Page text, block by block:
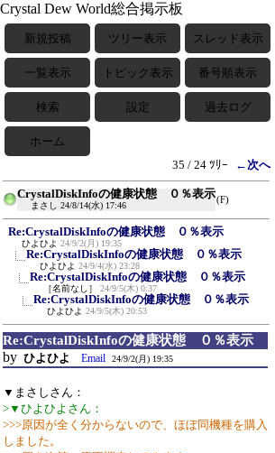
Crystal Dew World総合掲示板
新規投稿 ツリー表示 スレッド表示
一覧表示 トピック表示 番号順表示
検索 設定 過去ログ
ホーム
35 / 24 ﾂﾘｰ
←次へ
CrystalDiskInfoの健康状態 ０％表示
まさし 24/8/14(水) 17:46
(F)
Re:CrystalDiskInfoの健康状態 ０％表示
ひよひよ 24/9/2(月) 19:35
Re:CrystalDiskInfoの健康状態 ０％表示
ひよひよ 24/9/4(水) 23:28
Re:CrystalDiskInfoの健康状態 ０％表示
［名前なし］ 24/9/5(木) 0:37
Re:CrystalDiskInfoの健康状態 ０％表示
ひよひよ 24/9/5(木) 20:53
Re:CrystalDiskInfoの健康状態 ０％表示
by ひよひよ Email 24/9/2(月) 19:35
▼まさしさん：
>▼ひよひよさん：
>>>原因が全く分からないので、ほぼ同機種を購入
しました。